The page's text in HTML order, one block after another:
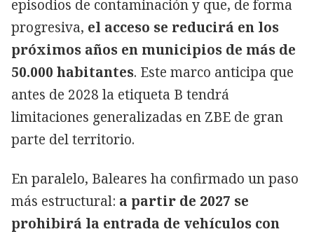
episodios de contaminación y que, de forma
progresiva, el acceso se reducirá en los
próximos años en municipios de más de
50.000 habitantes. Este marco anticipa que
antes de 2028 la etiqueta B tendrá
limitaciones generalizadas en ZBE de gran
parte del territorio.
En paralelo, Baleares ha confirmado un paso
más estructural: a partir de 2027 se
prohibirá la entrada de vehículos con